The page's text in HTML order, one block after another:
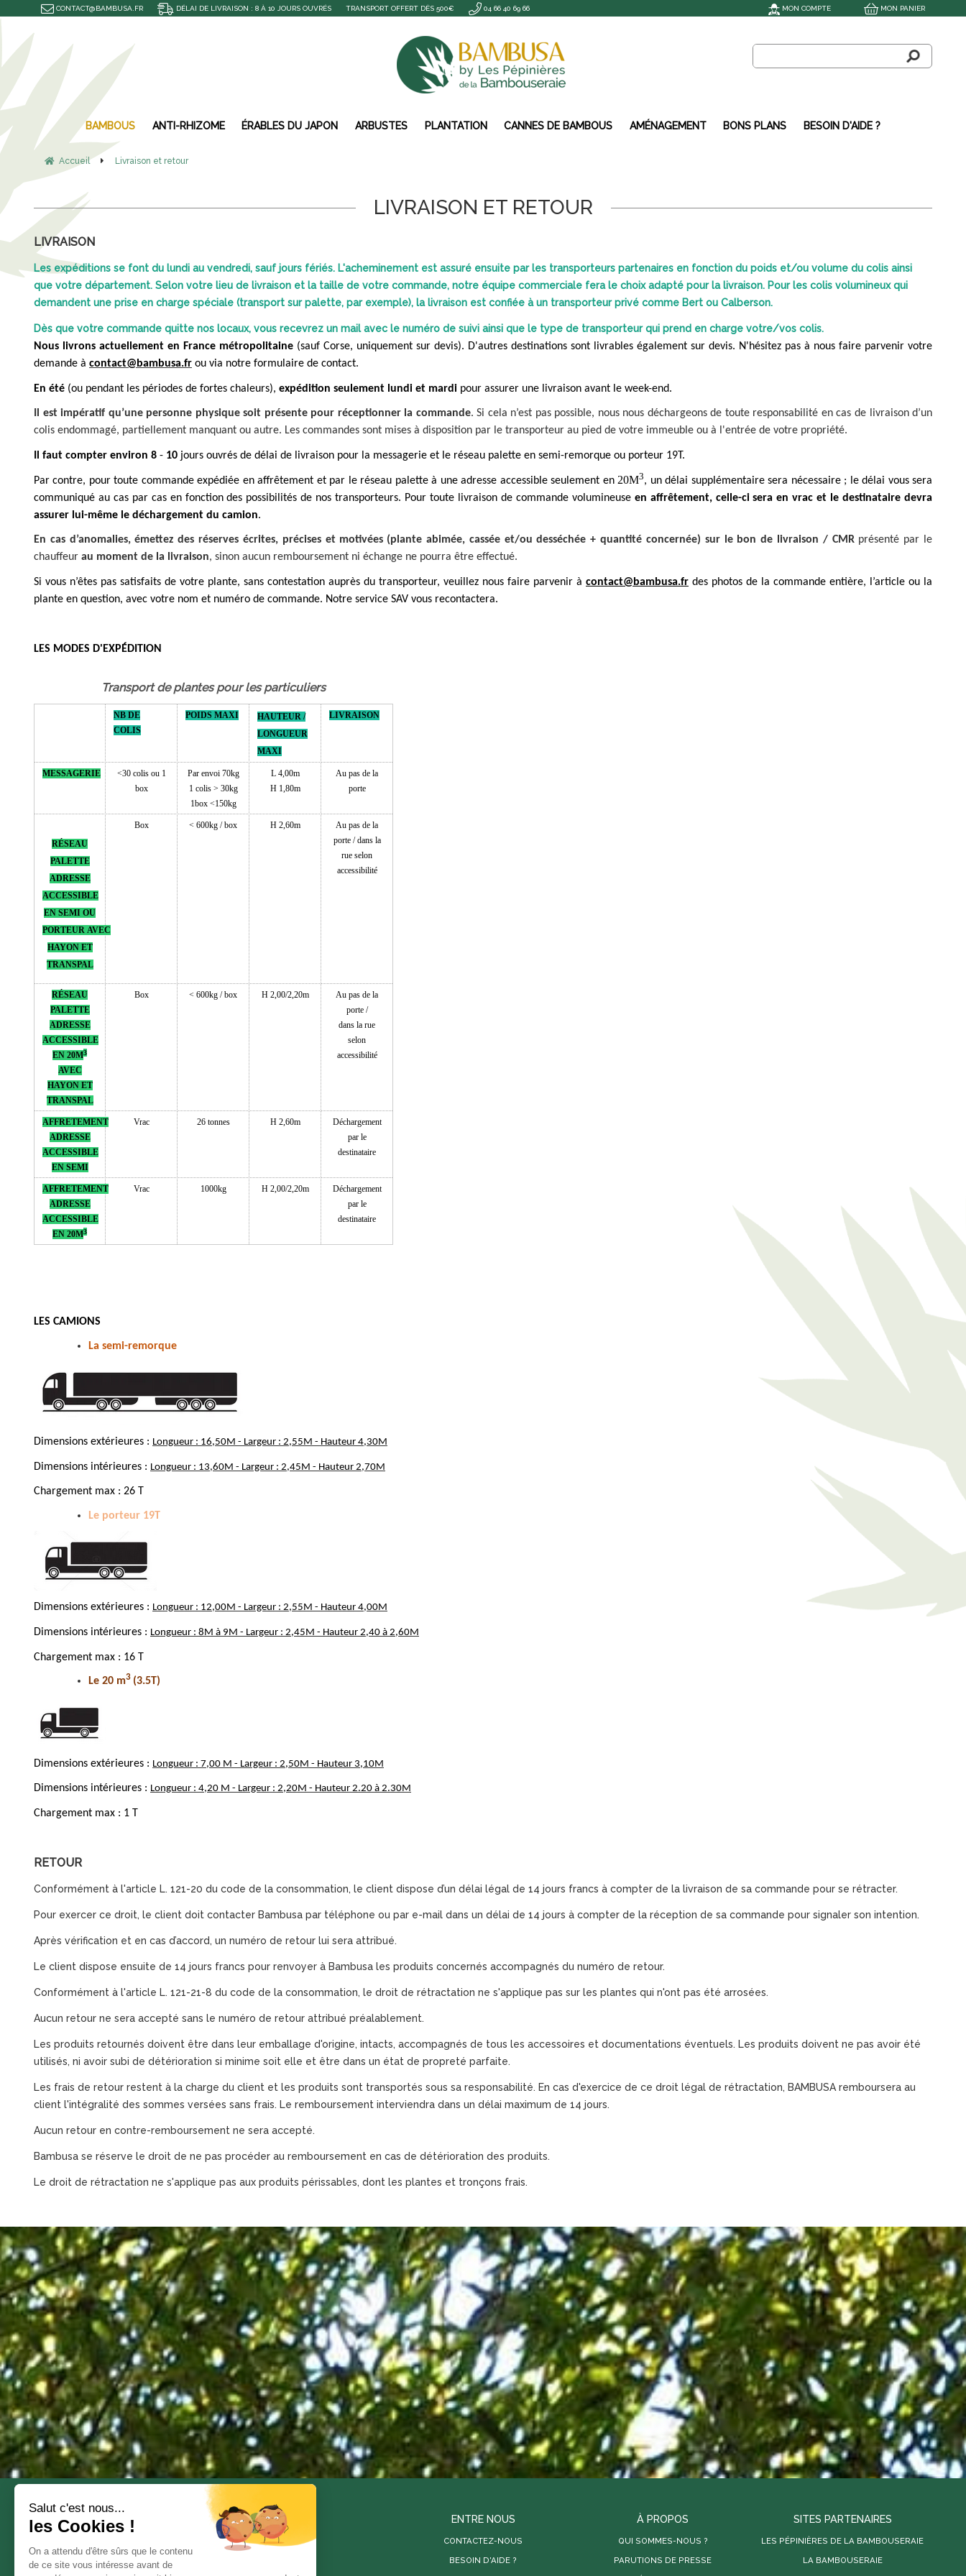
BAMBOUS ANTI-RHIZOME ÉRABLES DU JAPON ARBUSTES PLANTATION CANNES DE BAMBOUS AMÉNAGEMENT BONS PLANS BESOIN D'AIDE ?
Accueil Livraison et retour
LIVRAISON ET RETOUR
LIVRAISON
Les expéditions se font du lundi au vendredi, sauf jours fériés. L'acheminement est assuré ensuite par les transporteurs partenaires en fonction du poids et/ou volume du colis ainsi
que votre département. Selon votre lieu de livraison et la taille de votre commande, notre équipe commerciale fera le choix adapté pour la livraison. Pour les colis volumineux qui
demandent une prise en charge spéciale (transport sur palette, par exemple), la livraison est confiée à un transporteur privé comme Bert ou Calberson.
Dès que votre commande quitte nos locaux, vous recevrez un mail avec le numéro de suivi ainsi que le type de transporteur qui prend en charge votre/vos colis.
Nous livrons actuellement en France métropolitaine (sauf Corse, uniquement sur devis). D'autres destinations sont livrables également sur devis. N'hésitez pas à nous faire parvenir votre
demande à contact@bambusa.fr ou via notre formulaire de contact.
En été (ou pendant les périodes de fortes chaleurs), expédition seulement lundi et mardi pour assurer une livraison avant le week-end.
Il est impératif qu’une personne physique soit présente pour réceptionner la commande. Si cela n’est pas possible, nous nous déchargeons de toute responsabilité en cas de livraison d’un
colis endommagé, partiellement manquant ou autre. Les commandes sont mises à disposition par le transporteur au pied de votre immeuble ou à l'entrée de votre propriété.
Il faut compter environ 8 - 10 jours ouvrés de délai de livraison pour la messagerie et le réseau palette en semi-remorque ou porteur 19T.
Par contre, pour toute commande expédiée en affrêtement et par le réseau palette à une adresse accessible seulement en20M3, un délai supplémentaire sera nécessaire ; le délai vous sera
communiqué au cas par cas en fonction des possibilités de nos transporteurs. Pour toute livraison de commande volumineuse en affrêtement, celle-ci sera en vrac et le destinataire devra
assurer lui-même le déchargement du camion.
En cas d’anomalies, émettez des réserves écrites, précises et motivées (plante abimée, cassée et/ou desséchée + quantité concernée) sur le bon de livraison / CMRprésenté par le
chauffeur au moment de la livraison, sinon aucun remboursement ni échange ne pourra être effectué.
Si vous n’êtes pas satisfaits de votre plante, sans contestation auprès du transporteur, veuillez nous faire parvenir à contact@bambusa.fr des photos de la commande entière, l’article ou la
plante en question, avec votre nom et numéro de commande. Notre service SAV vous recontactera.
LES MODES D'EXPÉDITION
Transport de plantes pour les particuliers
NB DE
COLIS
POIDS MAXI
HAUTEUR /
LONGUEUR
MAXI
LIVRAISON
MESSAGERIE
<30 colis ou 1
box
Par envoi 70kg
1 colis > 30kg
1box <150kg
L 4,00m
H 1,80m
Au pas de la
porte
RÉSEAU
PALETTE
ADRESSE
ACCESSIBLE
EN SEMI OU
PORTEURAVEC
HAYON ET
TRANSPAL
Box < 600kg / box H 2,60m
Au pas de la
porte / dans la
rue selon
accessibilité
RÉSEAU
PALETTE
ADRESSE
ACCESSIBLE
EN 20M3
AVEC
HAYON ET
TRANSPAL
Box < 600kg / box H 2,00/2,20m
Au pas de la
porte /
dans la rue
selon
accessibilité
AFFRETEMENT
ADRESSE
ACCESSIBLE
EN SEMI
Vrac 26 tonnes H 2,60m
Déchargement
par le
destinataire
AFFRETEMENT
ADRESSE
ACCESSIBLE
EN 20M3
Vrac 1000kg H 2,00/2,20m
Déchargement
par le
destinataire
LES CAMIONS
La semi-remorque
Dimensions extérieures : Longueur : 16,50M - Largeur : 2,55M - Hauteur 4,30M
Dimensions intérieures : Longueur : 13,60M - Largeur : 2,45M - Hauteur 2,70M
Chargement max : 26 T
Le porteur 19T
Dimensions extérieures : Longueur : 12,00M - Largeur : 2,55M - Hauteur 4,00M
Dimensions intérieures : Longueur : 8M à 9M - Largeur : 2,45M - Hauteur 2,40 à 2,60M
Chargement max : 16 T
Le 20 m3 (3.5T)
Dimensions extérieures : Longueur : 7,00 M - Largeur : 2,50M - Hauteur 3,10M
Dimensions intérieures : Longueur : 4,20 M - Largeur : 2,20M - Hauteur 2.20 à 2.30M
Chargement max : 1 T
RETOUR
Conformément à l'article L. 121-20 du code de la consommation, le client dispose d’un délai légal de 14 jours francs à compter de la livraison de sa commande pour se rétracter.
Pour exercer ce droit, le client doit contacter Bambusa par téléphone ou par e-mail dans un délai de 14 jours à compter de la réception de sa commande pour signaler son intention.
Après vérification et en cas d’accord, un numéro de retour lui sera attribué.
Le client dispose ensuite de 14 jours francs pour renvoyer à Bambusa les produits concernés accompagnés du numéro de retour.
Conformément à l'article L. 121-21-8 du code de la consommation, le droit de rétractation ne s'applique pas sur les plantes qui n'ont pas été arrosées.
Aucun retour ne sera accepté sans le numéro de retour attribué préalablement.
Les produits retournés doivent être dans leur emballage d'origine, intacts, accompagnés de tous les accessoires et documentations éventuels. Les produits doivent ne pas avoir été
utilisés, ni avoir subi de détérioration si minime soit elle et être dans un état de propreté parfaite.
Les frais de retour restent à la charge du client et les produits sont transportés sous sa responsabilité. En cas d'exercice de ce droit légal de rétractation, BAMBUSA remboursera au
client l'intégralité des sommes versées sans frais. Le remboursement interviendra dans un délai maximum de 14 jours.
Aucun retour en contre-remboursement ne sera accepté.
Bambusa se réserve le droit de ne pas procéder au remboursement en cas de détérioration des produits.
Le droit de rétractation ne s'applique pas aux produits périssables, dont les plantes et tronçons frais.
MON COMPTE MON PANIER
CONTACT@BAMBUSA.FR DÉLAI DE LIVRAISON : 8 À 10 JOURS OUVRÉS TRANSPORT OFFERT DÈS 500€ 04 66 40 69 66
ENTRE NOUS
CONTACTEZ-NOUS
BESOIN D'AIDE ?
À PROPOS
QUI SOMMES-NOUS ?
PARUTIONS DE PRESSE
SITES PARTENAIRES
LES PÉPINIÈRES DE LA BAMBOUSERAIE
LA BAMBOUSERAIE